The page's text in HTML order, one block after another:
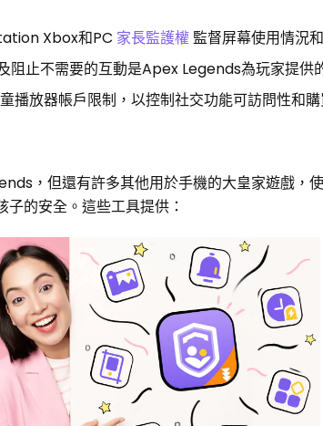
Xbox和PC 家長監護權監督屏幕使用情況
阻止不需要的互動是Apex Legends為玩家提供
播放器帳戶限制，以控制社交功能可訪問性和購
，但還有許多其他用於手機的大皇家遊戲，
子的安全。這些工具提供：